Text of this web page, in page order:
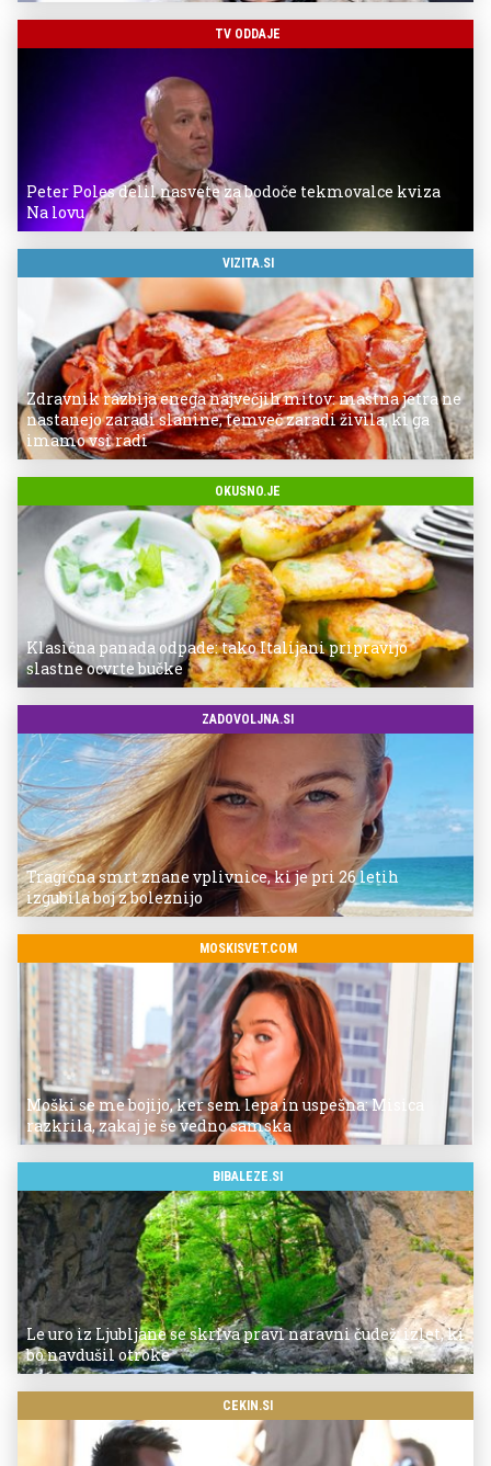
TV ODDAJE
Peter Poles delil nasvete za bodoče tekmovalce kviza
Na lovu
VIZITA.SI
Zdravnik razbija enega največjih mitov: mastna jetra ne
nastanejo zaradi slanine, temveč zaradi živila, ki ga
imamo vsi radi
OKUSNO.JE
Klasična panada odpade: tako Italijani pripravijo
slastne ocvrte bučke
ZADOVOLJNA.SI
Tragična smrt znane vplivnice, ki je pri 26 letih
izgubila boj z boleznijo
MOSKISVET.COM
Moški se me bojijo, ker sem lepa in uspešna: Misica
razkrila, zakaj je še vedno samska
BIBALEZE.SI
Le uro iz Ljubljane se skriva pravi naravni čudež: izlet, ki
bo navdušil otroke
CEKIN.SI